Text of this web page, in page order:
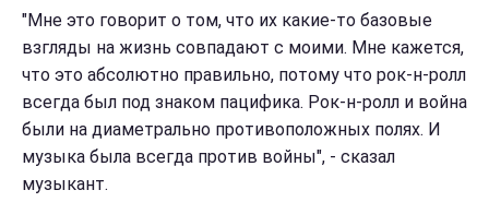
"Мне это говорит о том, что их какие-то базовые
взгляды на жизнь совпадают с моими. Мне кажется,
что это абсолютно правильно, потому что рок-н-ролл
всегда был под знаком пацифика. Рок-н-ролл и война
были на диаметрально противоположных полях. И
музыка была всегда против войны", - сказал
музыкант.